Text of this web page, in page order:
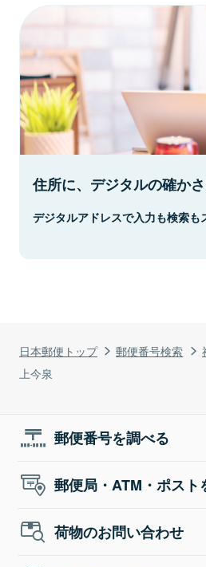
日本郵便トップ 郵便番号検索
上今泉
住所に、デジタルの確かさ
デジタルアドレスで入力も検索も
郵便番号を調べる
郵便局・ATM・ポスト
荷物のお問い合わせ